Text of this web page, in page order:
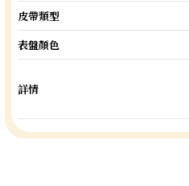
皮帶類型
表盤顏色
詳情